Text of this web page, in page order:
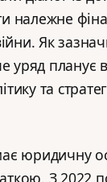
належне
Як
уряд планує
та
юридичну
З 2022